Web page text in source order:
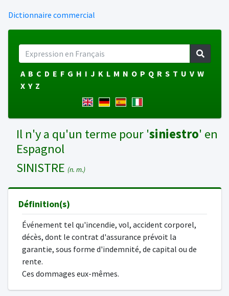
Dictionnaire commercial
A B C D E F G H I J K L M N O P Q R S T U V W
X Y Z
Il n'y a qu'un terme pour 'siniestro' en
Espagnol
SINISTRE (n. m.)
Définition(s)
Événement tel qu'incendie, vol, accident corporel,
décès, dont le contrat d'assurance prévoit la
garantie, sous forme d'indemnité, de capital ou de
rente.
Ces dommages eux-mêmes.